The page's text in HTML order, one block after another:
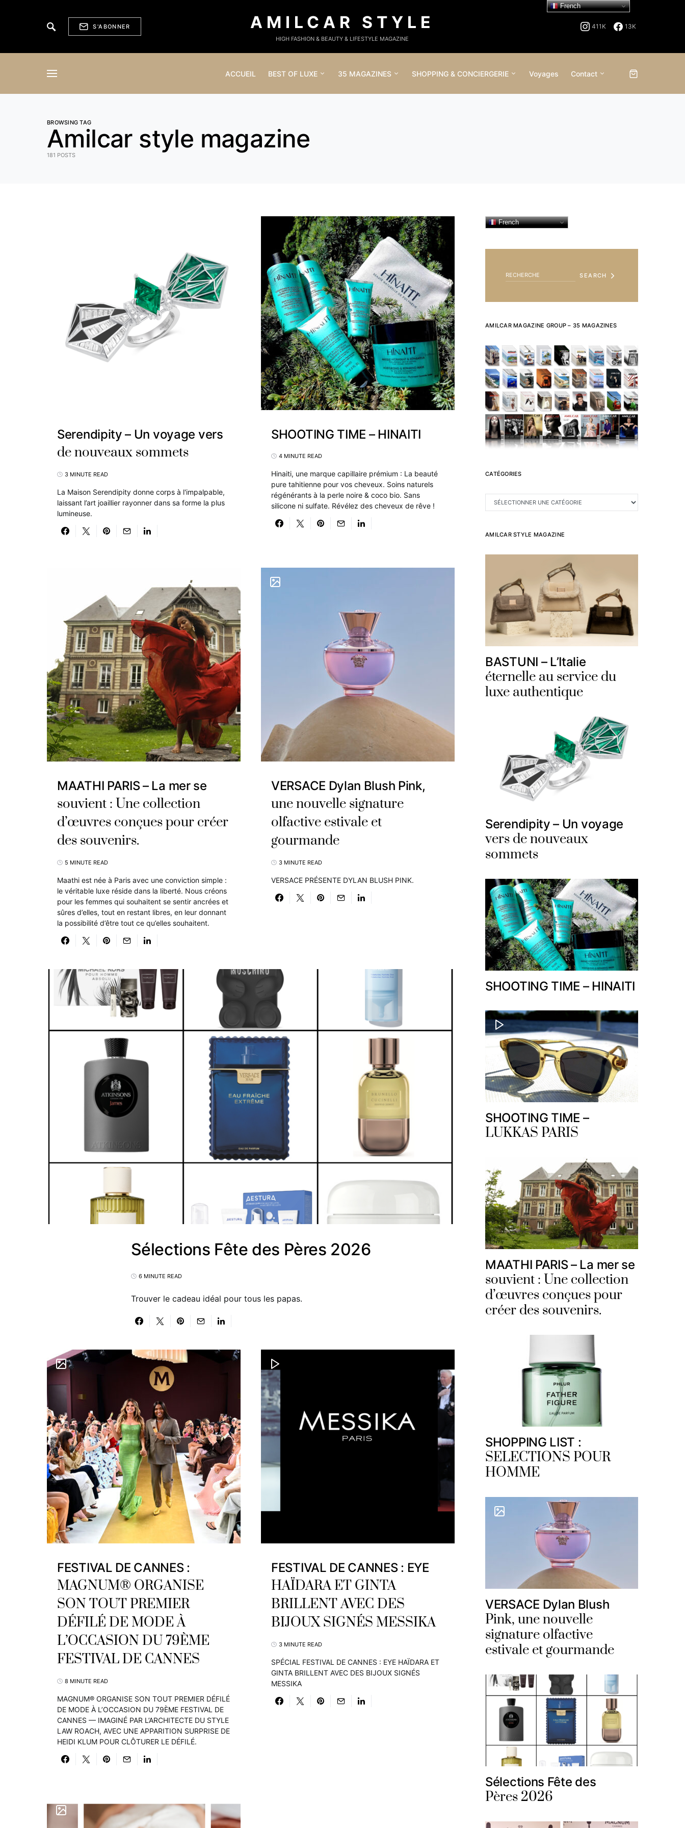
S'ABONNER AMILCAR STYLE
HIGH FASHION & BEAUTY & LIFESTYLE MAGAZINE
411K 13K
ACCUEIL BEST OF LUXE 35 MAGAZINES SHOPPING & CONCIERGERIE Voyages Contact
BROWSING TAG
Amilcar style magazine
181 POSTS
Serendipity – Un voyage vers
de nouveaux sommets
3 MINUTE READ
La Maison Serendipity donne corps à l'impalpable,
laissant l’art joaillier rayonner dans sa forme la plus
lumineuse.
SHOOTING TIME – HINAITI
4 MINUTE READ
Hinaiti, une marque capillaire prémium : La beauté
pure tahitienne pour vos cheveux. Soins naturels
régénérants à la perle noire & coco bio. Sans
silicone ni sulfate. Révélez des cheveux de rêve !
MAATHI PARIS – La mer se
souvient : Une collection
d’œuvres conçues pour créer
des souvenirs.
5 MINUTE READ
Maathi est née à Paris avec une conviction simple :
le véritable luxe réside dans la liberté. Nous créons
pour les femmes qui souhaitent se sentir ancrées et
sûres d’elles, tout en restant libres, en leur donnant
la possibilité d’être tout ce qu’elles souhaitent.
VERSACE Dylan Blush Pink,
une nouvelle signature
olfactive estivale et
gourmande
3 MINUTE READ
VERSACE PRÉSENTE DYLAN BLUSH PINK.
Sélections Fête des Pères 2026
6 MINUTE READ
Trouver le cadeau idéal pour tous les papas.
FESTIVAL DE CANNES :
MAGNUM® ORGANISE
SON TOUT PREMIER
DÉFILÉ DE MODE À
L’OCCASION DU 79ÈME
FESTIVAL DE CANNES
8 MINUTE READ
MAGNUM® ORGANISE SON TOUT PREMIER DÉFILÉ
DE MODE À L’OCCASION DU 79ÈME FESTIVAL DE
CANNES — IMAGINÉ PAR L’ARCHITECTE DU STYLE
LAW ROACH, AVEC UNE APPARITION SURPRISE DE
HEIDI KLUM POUR CLÔTURER LE DÉFILÉ.
FESTIVAL DE CANNES : EYE
HAÏDARA ET GINTA
BRILLENT AVEC DES
BIJOUX SIGNÉS MESSIKA
3 MINUTE READ
SPÉCIAL FESTIVAL DE CANNES : EYE HAÏDARA ET
GINTA BRILLENT AVEC DES BIJOUX SIGNÉS
MESSIKA
French
SEARCH
AMILCAR MAGAZINE GROUP – 35 MAGAZINES
CATÉGORIES
CATÉGORIES
AMILCAR STYLE MAGAZINE
BASTUNI – L’Italie
éternelle au service du
luxe authentique
Serendipity – Un voyage
vers de nouveaux
sommets
SHOOTING TIME – HINAITI
SHOOTING TIME –
LUKKAS PARIS
MAATHI PARIS – La mer se
souvient : Une collection
d’œuvres conçues pour
créer des souvenirs.
SHOPPING LIST :
SELECTIONS POUR
HOMME
VERSACE Dylan Blush
Pink, une nouvelle
signature olfactive
estivale et gourmande
Sélections Fête des
Pères 2026
French